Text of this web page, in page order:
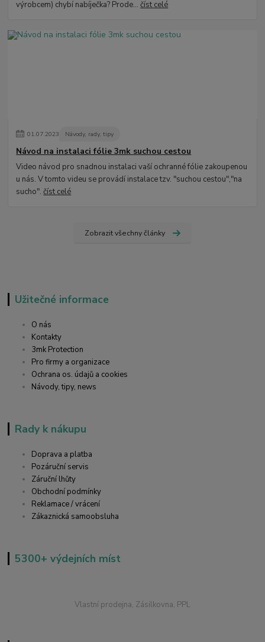
výrobcem) chybí nabíječka? Prode...číst celé
01.07.2023 Návody, rady, tipy
Návod na instalaci fólie 3mk suchou cestou
Video návod pro snadnou instalaci vaší ochranné fólie zakoupenou
u nás. V tomto videu se provádí instalace tzv. "suchou cestou","na
sucho".číst celé
Zobrazit všechny články
Užitečné informace
O nás
Kontakty
3mk Protection
Pro firmy a organizace
Ochrana os. údajů a cookies
Návody, tipy, news
Rady k nákupu
Doprava a platba
Pozáruční servis
Záruční lhůty
Obchodní podmínky
Reklamace / vrácení
Zákaznická samoobsluha
5300+ výdejních míst
Vlastní prodejna, Zásilkovna, PPL